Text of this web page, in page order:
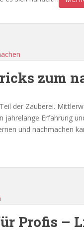
zum
der Zauberei.
Erfahrung
und nachmachen
Profis –